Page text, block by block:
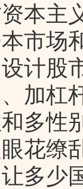
本主
市场
计股
加杠
多性
花缭
多少